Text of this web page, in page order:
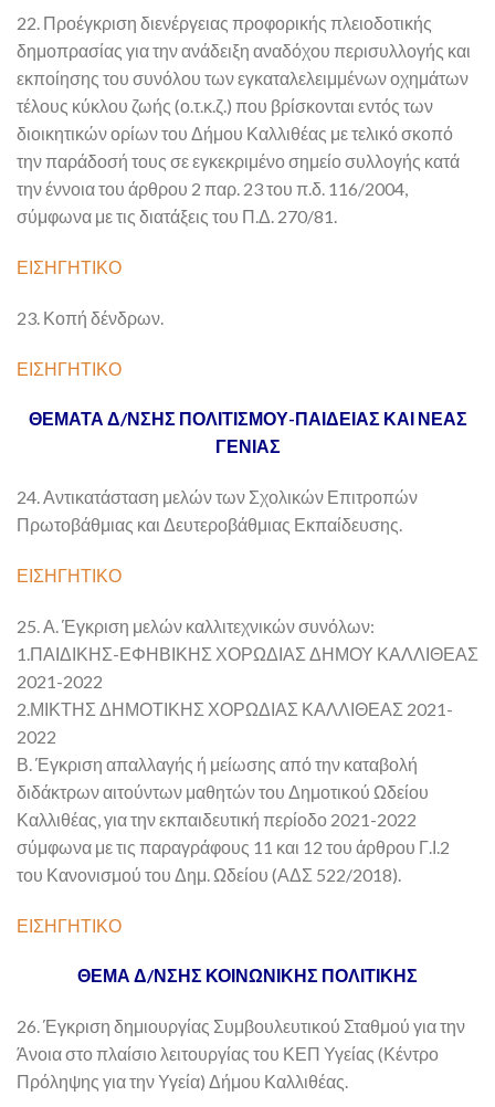
22. Προέγκριση διενέργειας προφορικής πλειοδοτικής
δημοπρασίας για την ανάδειξη αναδόχου περισυλλογής και
εκποίησης του συνόλου των εγκαταλελειμμένων οχημάτων
τέλους κύκλου ζωής (ο.τ.κ.ζ.) που βρίσκονται εντός των
διοικητικών ορίων του Δήμου Καλλιθέας με τελικό σκοπό
την παράδοσή τους σε εγκεκριμένο σημείο συλλογής κατά
την έννοια του άρθρου 2 παρ. 23 του π.δ. 116/2004,
σύμφωνα με τις διατάξεις του Π.Δ. 270/81.
ΕΙΣΗΓΗΤΙΚΟ
23. Κοπή δένδρων.
ΕΙΣΗΓΗΤΙΚΟ
ΘΕΜΑΤΑ Δ/ΝΣΗΣ ΠΟΛΙΤΙΣΜΟΥ-ΠΑΙΔΕΙΑΣ ΚΑΙ ΝΕΑΣ
ΓΕΝΙΑΣ
24. Αντικατάσταση μελών των Σχολικών Επιτροπών
Πρωτοβάθμιας και Δευτεροβάθμιας Εκπαίδευσης.
ΕΙΣΗΓΗΤΙΚΟ
25. Α. Έγκριση μελών καλλιτεχνικών συνόλων:
1.ΠΑΙΔΙΚΗΣ-ΕΦΗΒΙΚΗΣ ΧΟΡΩΔΙΑΣ ΔΗΜΟΥ ΚΑΛΛΙΘΕΑΣ
2021-2022
2.ΜΙΚΤΗΣ ΔΗΜΟΤΙΚΗΣ ΧΟΡΩΔΙΑΣ ΚΑΛΛΙΘΕΑΣ 2021-
2022
Β. Έγκριση απαλλαγής ή μείωσης από την καταβολή
διδάκτρων αιτούντων μαθητών του Δημοτικού Ωδείου
Καλλιθέας, για την εκπαιδευτική περίοδο 2021-2022
σύμφωνα με τις παραγράφους 11 και 12 του άρθρου Γ.Ι.2
του Κανονισμού του Δημ. Ωδείου (ΑΔΣ 522/2018).
ΕΙΣΗΓΗΤΙΚΟ
ΘΕΜΑ Δ/ΝΣΗΣ ΚΟΙΝΩΝΙΚΗΣ ΠΟΛΙΤΙΚΗΣ
26. Έγκριση δημιουργίας Συμβουλευτικού Σταθμού για την
Άνοια στο πλαίσιο λειτουργίας του ΚΕΠ Υγείας (Κέντρο
Πρόληψης για την Υγεία) Δήμου Καλλιθέας.